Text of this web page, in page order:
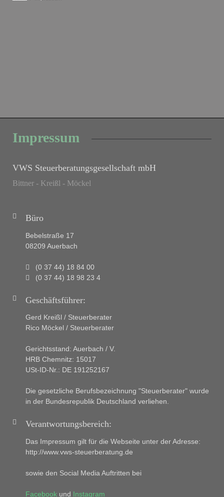
Impressum
VWS Steuerberatungsgesellschaft mbH
Bittner - Kreißl - Möckel
Büro
Bebelstraße 17
08209 Auerbach
(0 37 44) 18 84 00
(0 37 44) 18 98 23 4
Geschäftsführer:
Gerd Kreißl / Steuerberater
Rico Möckel / Steuerberater
Gerichtsstand: Auerbach / V.
HRB Chemnitz: 15017
USt-ID-Nr.: DE 191252167
Die gesetzliche Berufsbezeichnung "Steuerberater" wurde
in der Bundesrepublik Deutschland verliehen.
Verantwortungsbereich:
Das Impressum gilt für die Webseite unter der Adresse:
http://www.vws-steuerberatung.de
sowie den Social Media Auftritten bei
Facebook und Instagram